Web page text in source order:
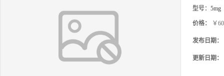
型号： 5mg
价格： ￥
发布日期：
更新日期：